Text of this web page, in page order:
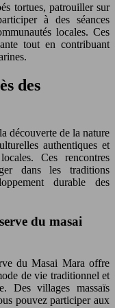
tortues, patrouiller sur
à des séances
locales. Ces
tout en contribuant
des
découverte de la nature
authentiques et
Ces rencontres
dans les traditions
durable des
du masai
du Masai Mara offre
de vie traditionnel et
Des villages massaïs
pouvez participer aux